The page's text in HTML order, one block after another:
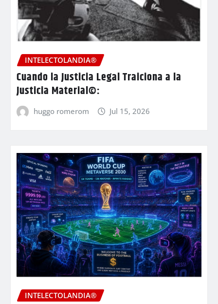
INTELECTOLANDIA®
Cuando la Justicia Legal Traiciona a la
Justicia Material©:
huggo romerom Jul 15, 2026
INTELECTOLANDIA®